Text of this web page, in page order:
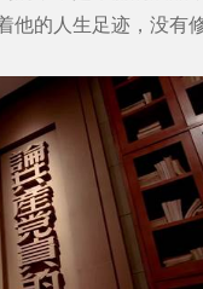
的人生足迹，没有